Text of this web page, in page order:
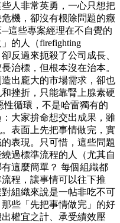
人非常英勇，一心只想把
機，卻沒有根除問題的癥
這些專案經理在不自覺的
的人（firefighting
反過來扼殺了公司成長、
治標，但根本沒在治本。
出龐大的市場需求，卻也
挫折，只能靠腎上腺素硬
循環，不是哈雷獨有的
大家拚命想交出成果，雖
表面上先把事情做完，實
表現。只可惜，這些問題
過標準流程的人（尤其自
這麼簡單？ 每個組織都
程，讓事情可以往下推
組織來說是一帖非吃不可
些「先把事情做完」的好
權宜之計、承受績效壓